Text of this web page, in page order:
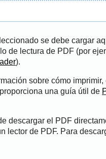
se debe cargar
de lectura de PDF (por
).
sobre cómo
una guía útil de
descargar el PDF
lector de PDF. Para